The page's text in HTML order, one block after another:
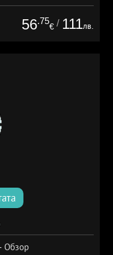
56.75
€ / 111лв.
Обзор